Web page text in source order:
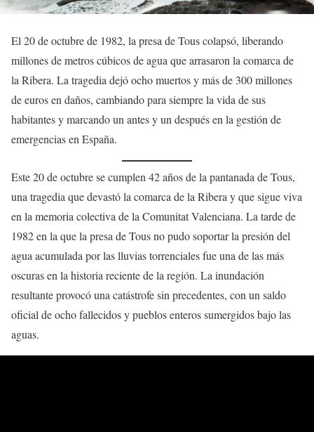
El 20 de octubre de 1982, la presa de Tous colapsó, liberando
millones de metros cúbicos de agua que arrasaron la comarca de
la Ribera. La tragedia dejó ocho muertos y más de 300 millones
de euros en daños, cambiando para siempre la vida de sus
habitantes y marcando un antes y un después en la gestión de
emergencias en España.
Este 20 de octubre se cumplen 42 años de la pantanada de Tous,
una tragedia que devastó la comarca de la Ribera y que sigue viva
en la memoria colectiva de la Comunitat Valenciana. La tarde de
1982 en la que la presa de Tous no pudo soportar la presión del
agua acumulada por las lluvias torrenciales fue una de las más
oscuras en la historia reciente de la región. La inundación
resultante provocó una catástrofe sin precedentes, con un saldo
oficial de ocho fallecidos y pueblos enteros sumergidos bajo las
aguas.